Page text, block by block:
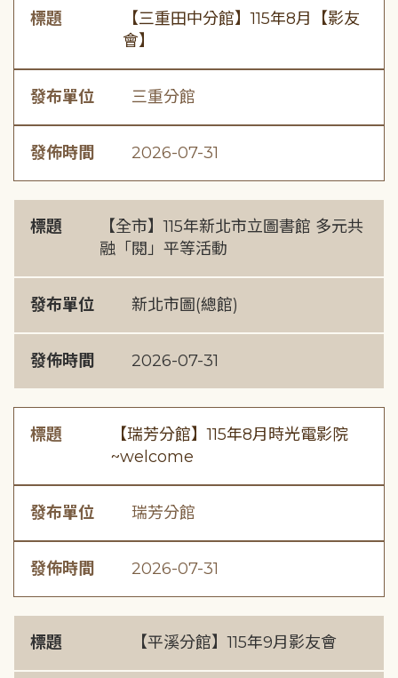
標題
【三重田中分館】115年8月【影友
會】
發布單位 三重分館
發佈時間 2026-07-31
標題
【全市】115年新北市立圖書館 多元共
融「閱」平等活動
發布單位 新北市圖(總館)
發佈時間 2026-07-31
標題
【瑞芳分館】115年8月時光電影院
~welcome
發布單位 瑞芳分館
發佈時間 2026-07-31
標題 【平溪分館】115年9月影友會